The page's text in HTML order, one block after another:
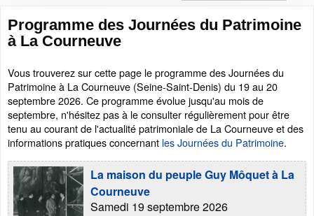
Programme des Journées du Patrimoine
à La Courneuve
Vous trouverez sur cette page le programme des Journées du
Patrimoine à La Courneuve (Seine-Saint-Denis) du 19 au 20
septembre 2026. Ce programme évolue jusqu'au mois de
septembre, n'hésitez pas à le consulter régulièrement pour être
tenu au courant de l'actualité patrimoniale de La Courneuve et des
informations pratiques concernant les Journées du Patrimoine.
La maison du peuple Guy Môquet à La
Courneuve
Samedi 19 septembre 2026